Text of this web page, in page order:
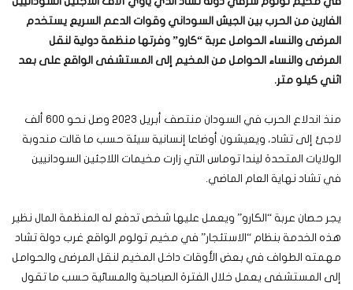
الفارين من الحرب بين الجيش السوداني وقوات الدعم السريع يستخدم
المرضى والنساء الحوامل عربة “كارو” وفرتها منظمة دولية لنقل
المرضى والنساء الحوامل من المخيم إلى المستشفى الواقع على بعد
اثني كيلو متر.
منذ اندلاع الحرب في السودان منتصف أبريل 2023 وصل نحو 600 ألف
لاجئ إلى تشاد، ويعيشون أوضاعا إنسانية سيئة حسب ما قالت مندوبة
الولايات المتحدة ليندا توماس التي زارت مخيمات اللاجئين السودانيين
في تشاد نهاية العام الماضي.
يجر حصان عربة “الكارو” ويعمل عليها شخص تدفع له المنظمة المال نظير
هذه الخدمة بنظام “الاستئجار” في مخيم تولوم الواقع غرب دولة تشاد
مهمته الطواف في بعض الأوقات داخل المخيم لنقل المرضى والحوامل
إلى المستشفى يعمل خلال الفترة الصباحية والمسائية حسب ما تقول